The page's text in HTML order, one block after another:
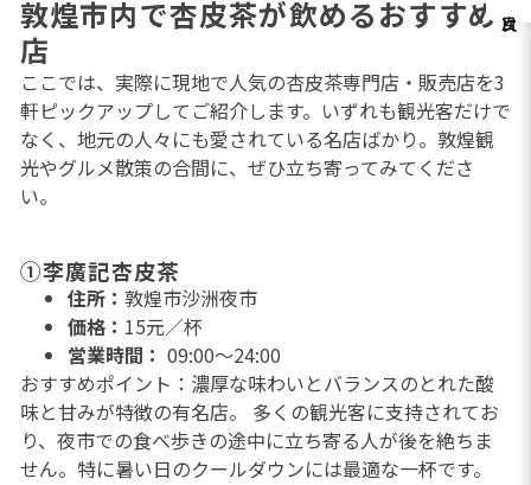
敦煌市内で杏皮茶が飲めるおすすめ
店
ここでは、実際に現地で人気の杏皮茶専門店・販売店を3
軒ピックアップしてご紹介します。いずれも観光客だけで
なく、地元の人々にも愛されている名店ばかり。敦煌観
光やグルメ散策の合間に、ぜひ立ち寄ってみてくださ
い。
①李廣記杏皮茶
住所： 敦煌市沙洲夜市
価格： 15元／杯
営業時間： 09:00～24:00
おすすめポイント：濃厚な味わいとバランスのとれた酸
味と甘みが特徴の有名店。 多くの観光客に支持されてお
り、夜市での食べ歩きの途中に立ち寄る人が後を絶ちま
せん。特に暑い日のクールダウンには最適な一杯です。